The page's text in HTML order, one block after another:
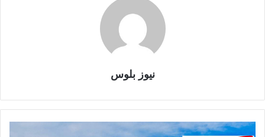
نيوز بلوس